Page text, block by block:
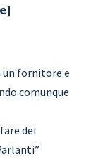
un fornitore e
comunque
dei